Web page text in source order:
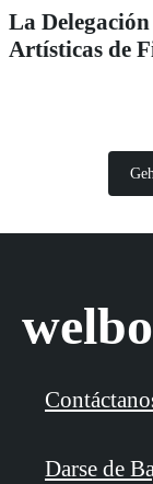
La
Artísticas de
Darse de